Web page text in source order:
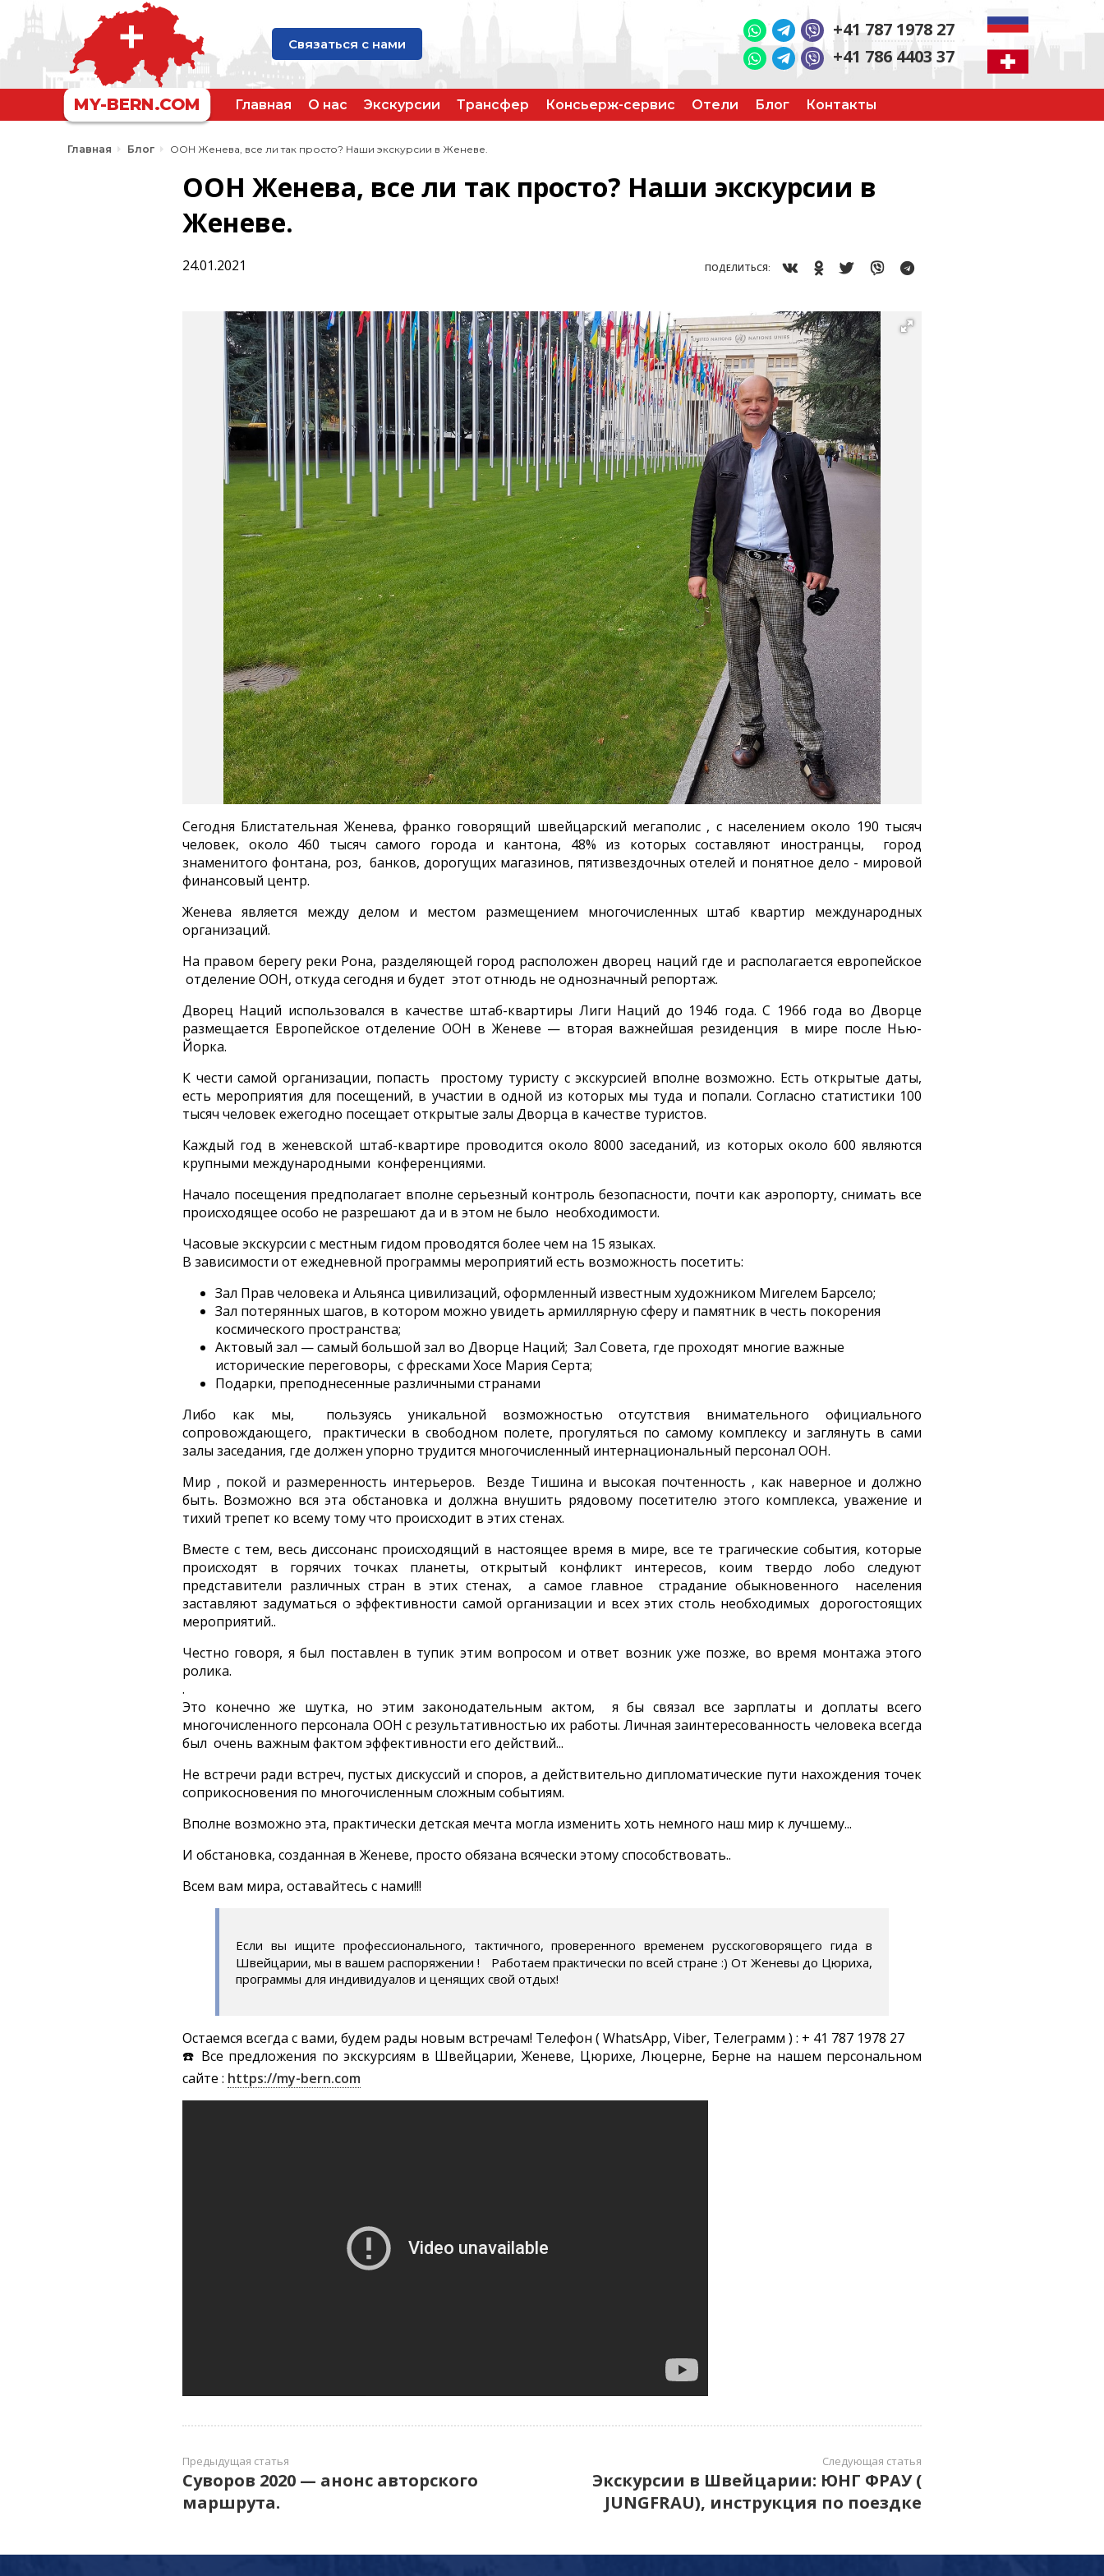
Связаться с нами
+41 787 1978 27
+41 786 4403 37
MY-BERN.COM Главная О нас Экскурсии Трансфер Консьерж-сервис Отели Блог Контакты
Главная Блог ООН Женева, все ли так просто? Наши экскурсии в Женеве.
ООН Женева, все ли так просто? Наши экскурсии в
Женеве.
24.01.2021 ПОДЕЛИТЬСЯ:
Сегодня Блистательная Женева, франко говорящий швейцарский мегаполис , с населением около 190 тысяч
человек, около 460 тысяч самого города и кантона, 48% из которых составляют иностранцы, город
знаменитого фонтана, роз, банков, дорогущих магазинов, пятизвездочных отелей и понятное дело - мировой
финансовый центр.
Женева является между делом и местом размещением многочисленных штаб квартир международных
организаций.
На правом берегу реки Рона, разделяющей город расположен дворец наций где и располагается европейское
отделение ООН, откуда сегодня и будет этот отнюдь не однозначный репортаж.
Дворец Наций использовался в качестве штаб-квартиры Лиги Наций до 1946 года. С 1966 года во Дворце
размещается Европейское отделение ООН в Женеве — вторая важнейшая резиденция в мире после Нью-
Йорка.
К чести самой организации, попасть простому туристу с экскурсией вполне возможно. Есть открытые даты,
есть мероприятия для посещений, в участии в одной из которых мы туда и попали. Согласно статистики 100
тысяч человек ежегодно посещает открытые залы Дворца в качестве туристов.
Каждый год в женевской штаб-квартире проводится около 8000 заседаний, из которых около 600 являются
крупными международными конференциями.
Начало посещения предполагает вполне серьезный контроль безопасности, почти как аэропорту, снимать все
происходящее особо не разрешают да и в этом не было необходимости.
Часовые экскурсии с местным гидом проводятся более чем на 15 языках.
В зависимости от ежедневной программы мероприятий есть возможность посетить:
Зал Прав человека и Альянса цивилизаций, оформленный известным художником Мигелем Барсело;
Зал потерянных шагов, в котором можно увидеть армиллярную сферу и памятник в честь покорения
космического пространства;
Актовый зал — самый большой зал во Дворце Наций; Зал Совета, где проходят многие важные
исторические переговоры, с фресками Хосе Мария Серта;
Подарки, преподнесенные различными странами
Либо как мы, пользуясь уникальной возможностью отсутствия внимательного официального
сопровождающего, практически в свободном полете, прогуляться по самому комплексу и заглянуть в сами
залы заседания, где должен упорно трудится многочисленный интернациональный персонал ООН.
Мир , покой и размеренность интерьеров. Везде Тишина и высокая почтенность , как наверное и должно
быть. Возможно вся эта обстановка и должна внушить рядовому посетителю этого комплекса, уважение и
тихий трепет ко всему тому что происходит в этих стенах.
Вместе с тем, весь диссонанс происходящий в настоящее время в мире, все те трагические события, которые
происходят в горячих точках планеты, открытый конфликт интересов, коим твердо лобо следуют
представители различных стран в этих стенах, а самое главное страдание обыкновенного населения
заставляют задуматься о эффективности самой организации и всех этих столь необходимых дорогостоящих
мероприятий..
Честно говоря, я был поставлен в тупик этим вопросом и ответ возник уже позже, во время монтажа этого
ролика.
.
Это конечно же шутка, но этим законодательным актом, я бы связал все зарплаты и доплаты всего
многочисленного персонала ООН с результативностью их работы. Личная заинтересованность человека всегда
был очень важным фактом эффективности его действий...
Не встречи ради встреч, пустых дискуссий и споров, а действительно дипломатические пути нахождения точек
соприкосновения по многочисленным сложным событиям.
Вполне возможно эта, практически детская мечта могла изменить хоть немного наш мир к лучшему...
И обстановка, созданная в Женеве, просто обязана всячески этому способствовать..
Всем вам мира, оставайтесь с нами!!!
Если вы ищите профессионального, тактичного, проверенного временем русскоговорящего гида в
Швейцарии, мы в вашем распоряжении !ﾠРаботаем практически по всей стране :) От Женевы до Цюриха,
программы для индивидуалов и ценящих свой отдых!
Остаемся всегда с вами, будем рады новым встречам! Телефон ( WhatsApp, Viber, Телеграмм ) : + 41 787 1978 27
☎️ Все предложения по экскурсиям в Швейцарии, Женеве, Цюрихе, Люцерне, Берне на нашем персональном
сайте : https://my-bern.com
Предыдущая статья
Суворов 2020 — анонс авторского
маршрута.
Следующая статья
Экскурсии в Швейцарии: ЮНГ ФРАУ (
JUNGFRAU), инструкция по поездке